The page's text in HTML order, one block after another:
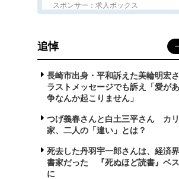
スポンサー：求人ボックス
追悼
長崎市出身・平和訴えた美輪明宏
ラストメッセージでも訴え「愛が
争なんか起こりません」
つげ義春さんと白土三平さん カ
家、二人の「違い」とは？
死去した丹羽宇一郎さんは、経済
書家だった 『死ぬほど読書』ベ
に